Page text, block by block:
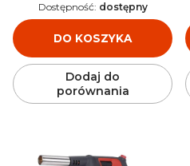
DO KOSZYKA
Dostępność: dostępny
Dodaj do
porównania